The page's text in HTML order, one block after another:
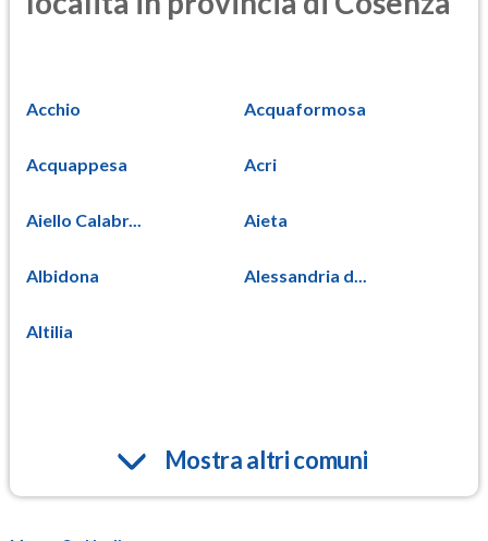
Acchio Acquaformosa
Acquappesa Acri
Aiello Calabr... Aieta
Albidona Alessandria d...
Altilia
Mostra altri comuni